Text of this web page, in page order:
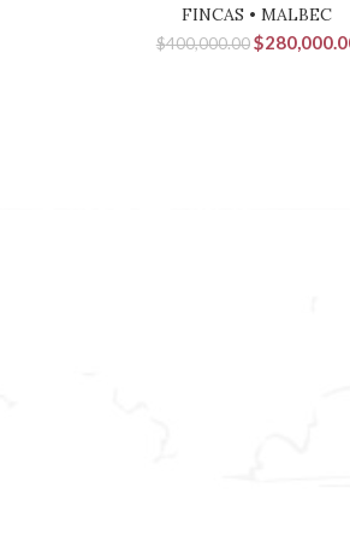
FINCAS • MALBEC
$400,000.00 El
$